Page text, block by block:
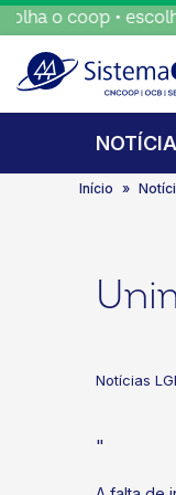
o coop • escolha
Início
Notícias
"